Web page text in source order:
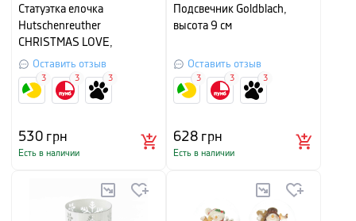
Cтатуэтка елочка
Hutschenreuther
CHRISTMAS LOVE,
11,4х6,3х6,3 см, красный
Оставить отзыв
530грн
Есть в наличии
3 3 3
Подсвечник Goldblach,
высота 9 см
Оставить отзыв
628грн
Есть в наличии
3 3 3